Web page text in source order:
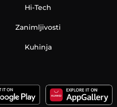
Hi-Tech
Zanimljivosti
Kuhinja